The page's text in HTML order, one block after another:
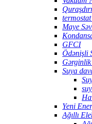
Maye
GFCI
Ödənişli
Suya
Yeni
Ağıllı